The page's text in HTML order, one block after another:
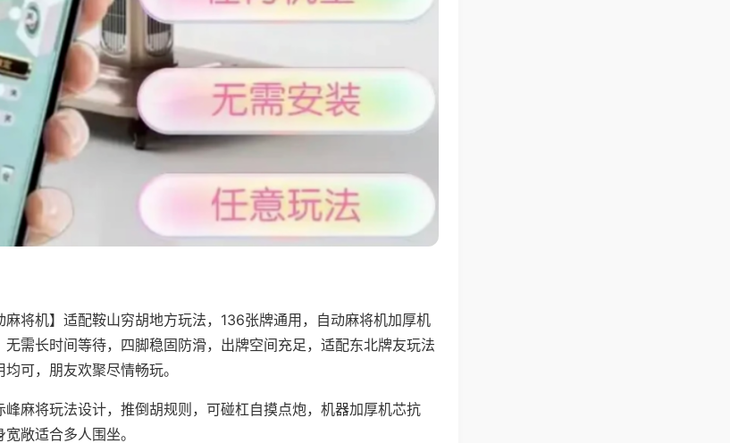
麻将机】适配鞍山穷胡地方玩法，136张牌通用，自动麻将机加厚机
需长时间等待，四脚稳固防滑，出牌空间充足，适配东北牌友玩法
可，朋友欢聚尽情畅玩。
麻将玩法设计，推倒胡规则，可碰杠自摸点炮，机器加厚机芯抗
敞适合多人围坐。